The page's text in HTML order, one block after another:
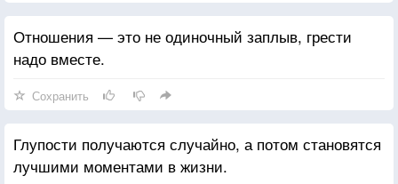
Отношения — это не одиночный заплыв, грести
надо вместе.
Сохранить
Глупости получаются случайно, а потом становятся
лучшими моментами в жизни.